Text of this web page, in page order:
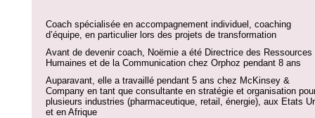
Coach spécialisée en accompagnement individuel, coaching
d’équipe, en particulier lors des projets de transformation
Avant de devenir coach, Noëmie a été Directrice des Ressources
Humaines et de la Communication chez Orphoz pendant 8 ans
Auparavant, elle a travaillé pendant 5 ans chez McKinsey &
Company en tant que consultante en stratégie et organisation
plusieurs industries (pharmaceutique, retail, énergie), aux Etats
et en Afrique